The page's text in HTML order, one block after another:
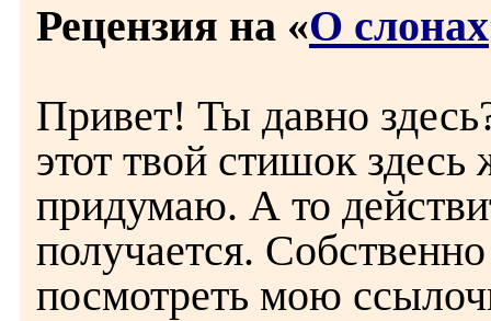
Рецензия на «О слонах
Привет! Ты давно
этот твой стишок
придумаю. А то
получается.
посмотреть мою